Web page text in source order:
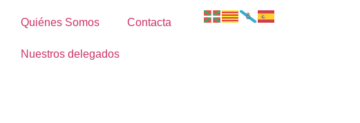
Quiénes Somos Contacta
Nuestros delegados